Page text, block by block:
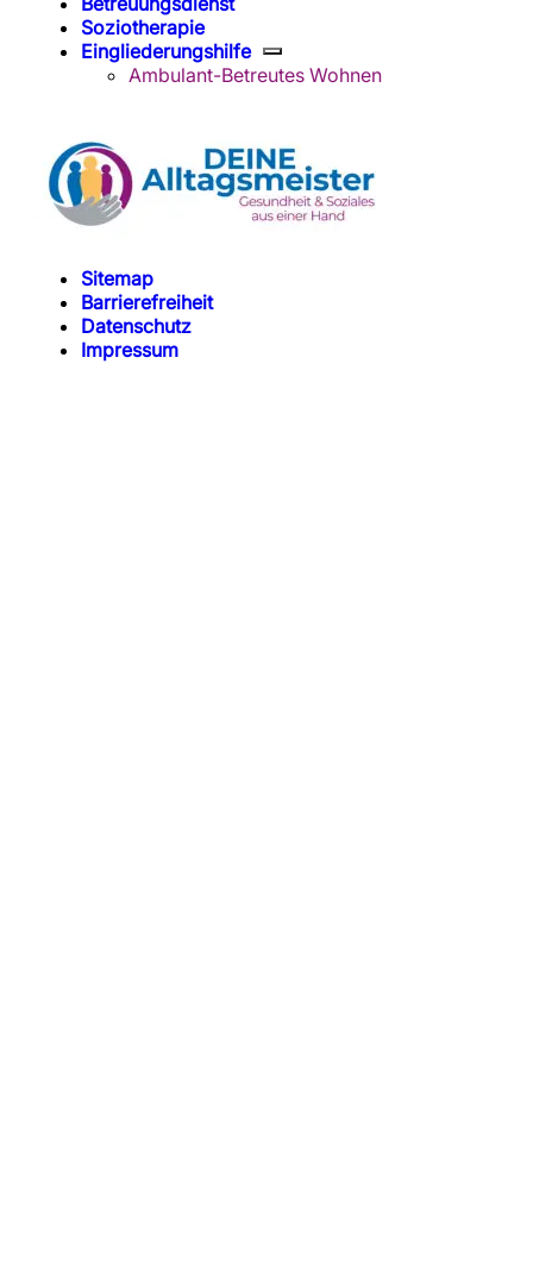
Soziotherapie
Eingliederungshilfe
Ambulant-Betreutes Wohnen
Sitemap
Barrierefreiheit
Datenschutz
Impressum